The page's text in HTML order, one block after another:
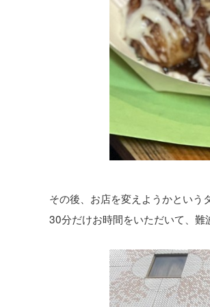
その後、お店を変えようかという
30分だけお時間をいただいて、